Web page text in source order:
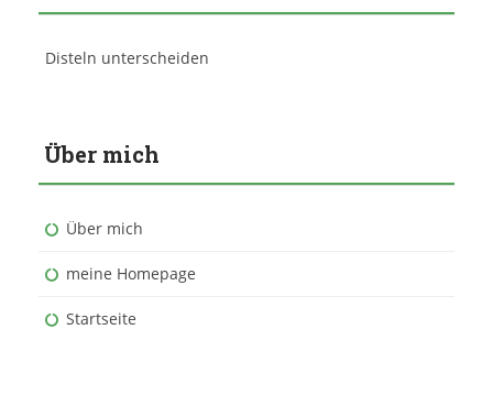
Disteln unterscheiden
Über mich
Über mich
meine Homepage
Startseite